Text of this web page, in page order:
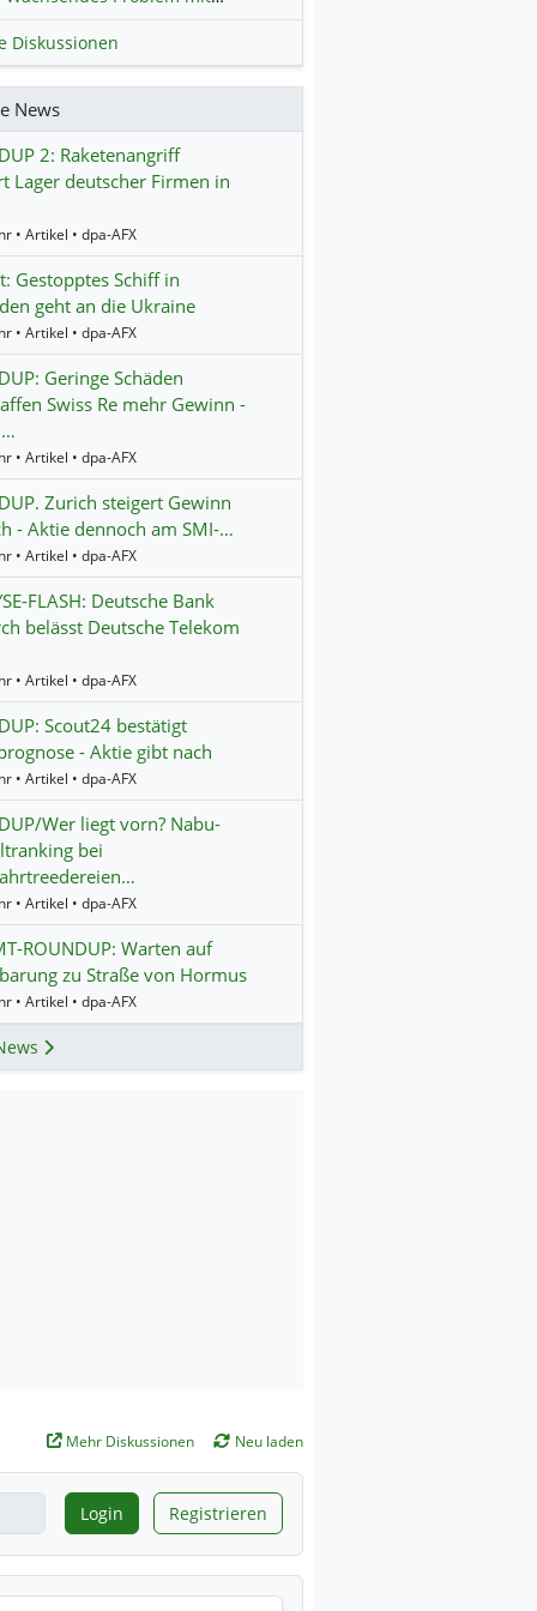
Diskussionen
News
2: Raketenangriff
Lager deutscher Firmen in
• Artikel • dpa-AFX
Gestopptes Schiff in
geht an die Ukraine
• Artikel • dpa-AFX
Geringe Schäden
Swiss Re mehr Gewinn -
…
• Artikel • dpa-AFX
Zurich steigert Gewinn
- Aktie dennoch am SMI-…
• Artikel • dpa-AFX
FLASH: Deutsche Bank
belässt Deutsche Telekom
• Artikel • dpa-AFX
Scout24 bestätigt
- Aktie gibt nach
• Artikel • dpa-AFX
Wer liegt vorn? Nabu-
bei
• Artikel • dpa-AFX
ROUNDUP: Warten auf
zu Straße von Hormus
• Artikel • dpa-AFX
Mehr Diskussionen Neu laden
Login Registrieren